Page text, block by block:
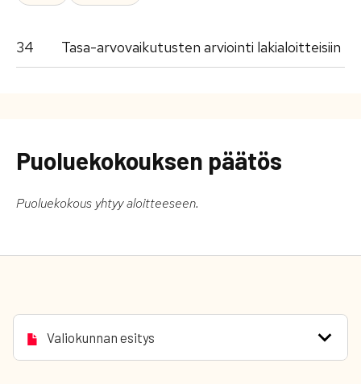
34 Tasa-arvovaikutusten arviointi lakialoitteisiin
Puoluekokouksen päätös
Puoluekokous yhtyy aloitteeseen.
Valiokunnan esitys